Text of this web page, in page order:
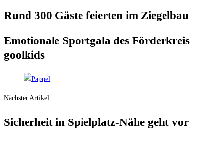
Rund 300 Gäs­te fei­er­ten im Ziegelbau
Emo­tio­na­le Sport­ga­la des För­der­kreis
goolkids
Nächster Artikel
Sicher­heit in Spiel­platz-Nähe geht vor